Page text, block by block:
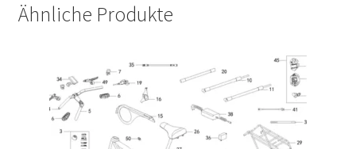
Ähnliche Produkte